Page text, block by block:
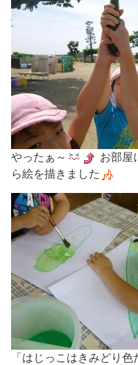
やったぁ～
お部屋
ら絵を描きました
「はじっこはきみどり